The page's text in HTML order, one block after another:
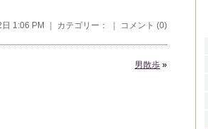
1:06 PM ｜ カテゴリー： ｜ コメント (0)
男散歩 »